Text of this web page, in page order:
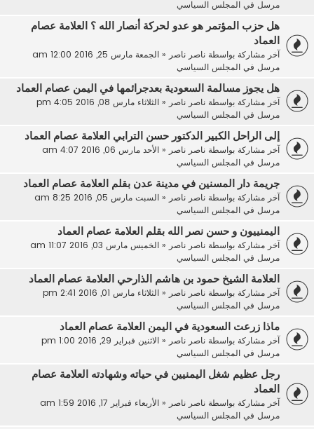
مرسل في المجلس السياسي
هل حزب المؤتمر هو عدو لحركة أنصار الله ؟ العلامة عصام
العماد
آخر مشاركة بواسطة ناصر ناصر« الجمعة مارس 25, 2016 12:00 am
مرسل في المجلس السياسي
هل يجوز مسالمة السعودية بعدجرائمها في اليمن عصام العماد
آخر مشاركة بواسطة ناصر ناصر« الثلاثاء مارس 08, 2016 4:05 pm
مرسل في المجلس السياسي
إلى الراحل الكبير الدكتور حسن الترابي العلامة عصام العماد
آخر مشاركة بواسطة ناصر ناصر« الأحد مارس 06, 2016 4:07 am
مرسل في المجلس السياسي
جريمة دار المسنين في مدينة عدن بقلم العلامة عصام العماد
آخر مشاركة بواسطة ناصر ناصر« السبت مارس 05, 2016 8:25 am
مرسل في المجلس السياسي
اليمنييون و حسن نصر الله بقلم العلامة عصام العماد
آخر مشاركة بواسطة ناصر ناصر« الخميس مارس 03, 2016 11:07 am
مرسل في المجلس السياسي
العلامة الشيخ حمود بن هاشم الذارحي العلامة عصام العماد
آخر مشاركة بواسطة ناصر ناصر« الثلاثاء مارس 01, 2016 2:41 pm
مرسل في المجلس السياسي
ماذا زرعت السعودية في اليمن العلامة عصام العماد
آخر مشاركة بواسطة ناصر ناصر« الاثنين فبراير 29, 2016 1:00 pm
مرسل في المجلس السياسي
رجل عظيم شغل اليمنيين في حياته وشهادته العلامة عصام
العماد
آخر مشاركة بواسطة ناصر ناصر« الأربعاء فبراير 17, 2016 1:59 am
مرسل في المجلس السياسي